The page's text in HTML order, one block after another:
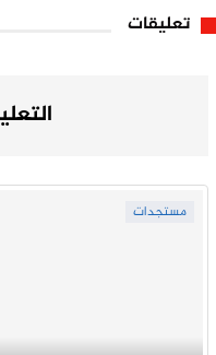
تعليقات
مستجدات